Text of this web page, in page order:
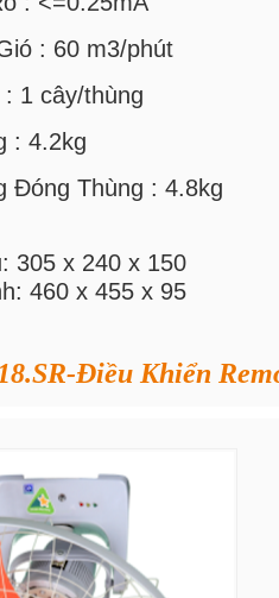
: 60 m3/phút
1 cây/thùng
: 4.2kg
Đóng Thùng : 4.8kg
305 x 240 x 150
460 x 455 x 95
Điều Khiển